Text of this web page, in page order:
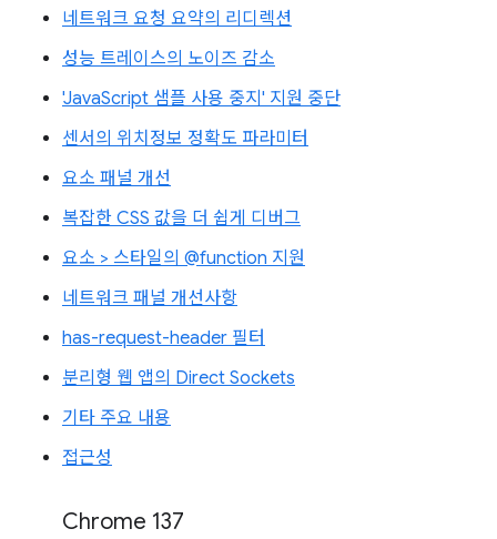
네트워크 요청 요약의 리디렉션
성능 트레이스의 노이즈 감소
'JavaScript 샘플 사용 중지' 지원 중단
센서의 위치정보 정확도 파라미터
요소 패널 개선
복잡한 CSS 값을 더 쉽게 디버그
요소 > 스타일의 @function 지원
네트워크 패널 개선사항
has-request-header 필터
분리형 웹 앱의 Direct Sockets
기타 주요 내용
접근성
Chrome 137